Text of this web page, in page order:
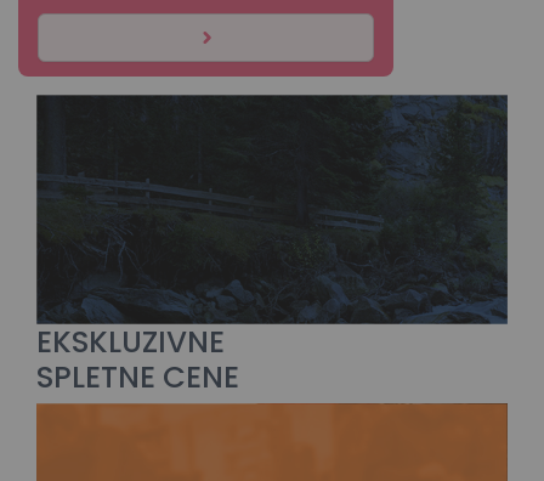
EKSKLUZIVNE
SPLETNE CENE